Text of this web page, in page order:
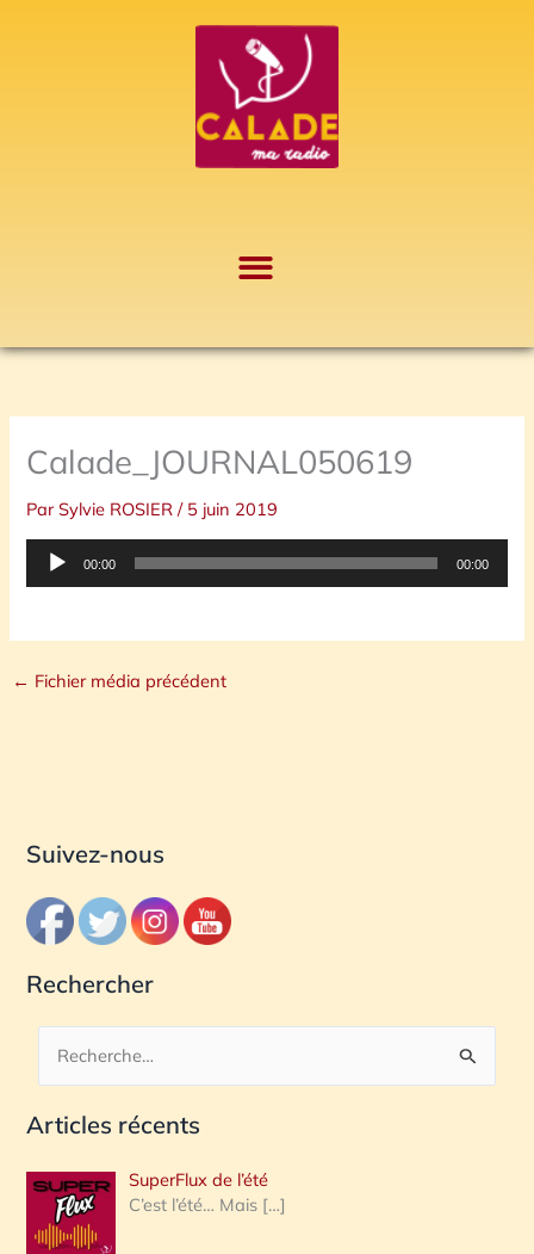
Calade_JOURNAL050619
ParSylvie ROSIER/ 5 juin 2019
Lecteur
00:00 00:00
← Fichier média précédent
Suivez-nous
Rechercher
c
e
r
Articles récents
SuperFlux de l’été
C’est l’été… Mais […]